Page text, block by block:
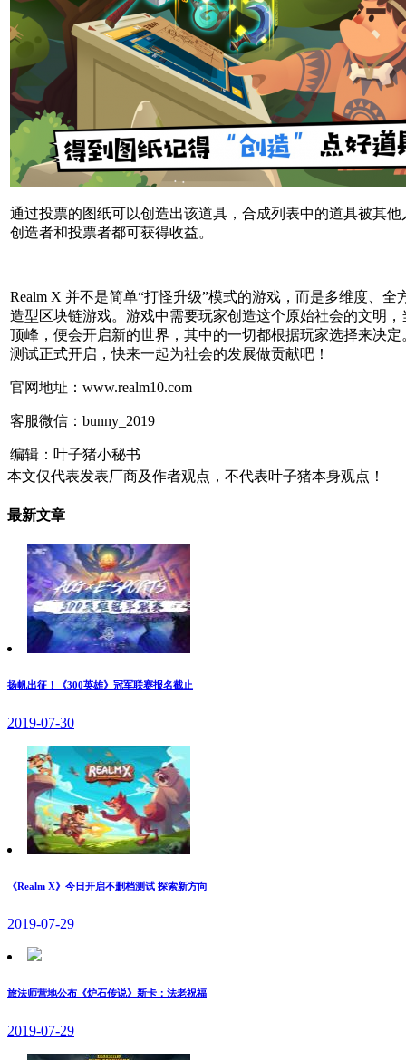
通过投票的图纸可以创造出该道具，合成列表中的道具被其他
创造者和投票者都可获得收益。
Realm X 并不是简单“打怪升级”模式的游戏，而是多维度、全
造型区块链游戏。游戏中需要玩家创造这个原始社会的文明，
顶峰，便会开启新的世界，其中的一切都根据玩家选择来决定
测试正式开启，快来一起为社会的发展做贡献吧！
官网地址：www.realm10.com
客服微信：bunny_2019
编辑：叶子猪小秘书
本文仅代表发表厂商及作者观点，不代表叶子猪本身观点！
最新文章
扬帆出征！《300英雄》冠军联赛报名截止
2019-07-30
《Realm X》今日开启不删档测试 探索新方向
2019-07-29
旅法师营地公布《炉石传说》新卡：法老祝福
2019-07-29